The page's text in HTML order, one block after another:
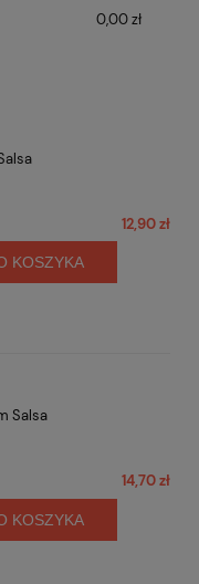
0,00 zł
12,90 zł
KOSZYKA
Salsa
14,70 zł
KOSZYKA